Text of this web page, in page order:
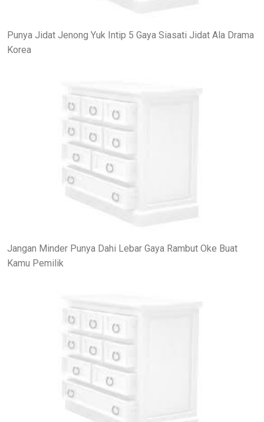
Punya Jidat Jenong Yuk Intip 5 Gaya Siasati Jidat Ala Drama
Korea
Jangan Minder Punya Dahi Lebar Gaya Rambut Oke Buat
Kamu Pemilik